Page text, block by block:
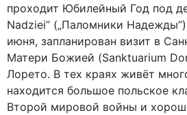
проходит Юбилейный Год под
Nadziei” („Паломники
июня, запланирован визит в
Матери Божией (Sanktuarium
Лорето. В тех краях живёт
находится большое польское
Второй мировой войны и